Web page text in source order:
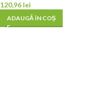
120,96 lei
ADAUGĂ ÎN COȘ